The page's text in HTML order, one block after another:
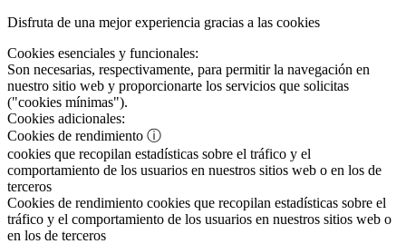
Disfruta de una mejor experiencia gracias a las cookies
Cookies esenciales y funcionales:
Son necesarias, respectivamente, para permitir la navegación en
nuestro sitio web y proporcionarte los servicios que solicitas
("cookies mínimas").
Cookies adicionales:
Cookies de rendimiento ⓘ
cookies que recopilan estadísticas sobre el tráfico y el
comportamiento de los usuarios en nuestros sitios web o en los de
terceros
Cookies de rendimiento cookies que recopilan estadísticas sobre el
tráfico y el comportamiento de los usuarios en nuestros sitios web o
en los de terceros